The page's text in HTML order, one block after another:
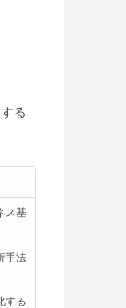
る
ス基
手法
する